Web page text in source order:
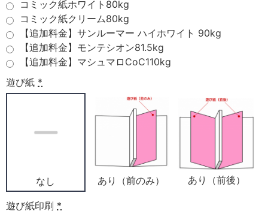
コミック紙ホワイト80kg
コミック紙クリーム80kg
【追加料金】サンルーマー ハイホワイト 90kg
【追加料金】モンテシオン81.5kg
【追加料金】マシュマロCoC110kg
遊び紙 *
なし あり（前のみ） あり（前後）
遊び紙印刷 *